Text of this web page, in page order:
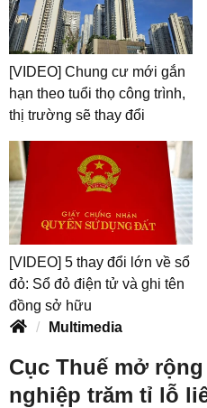
[VIDEO] Chung cư mới gắn
hạn theo tuổi thọ công trình,
thị trường sẽ thay đổi
[VIDEO] 5 thay đổi lớn về sổ
đỏ: Sổ đỏ điện tử và ghi tên
đồng sở hữu
Multimedia
Cục Thuế mở
nghiệp trăm tỉ lỗ